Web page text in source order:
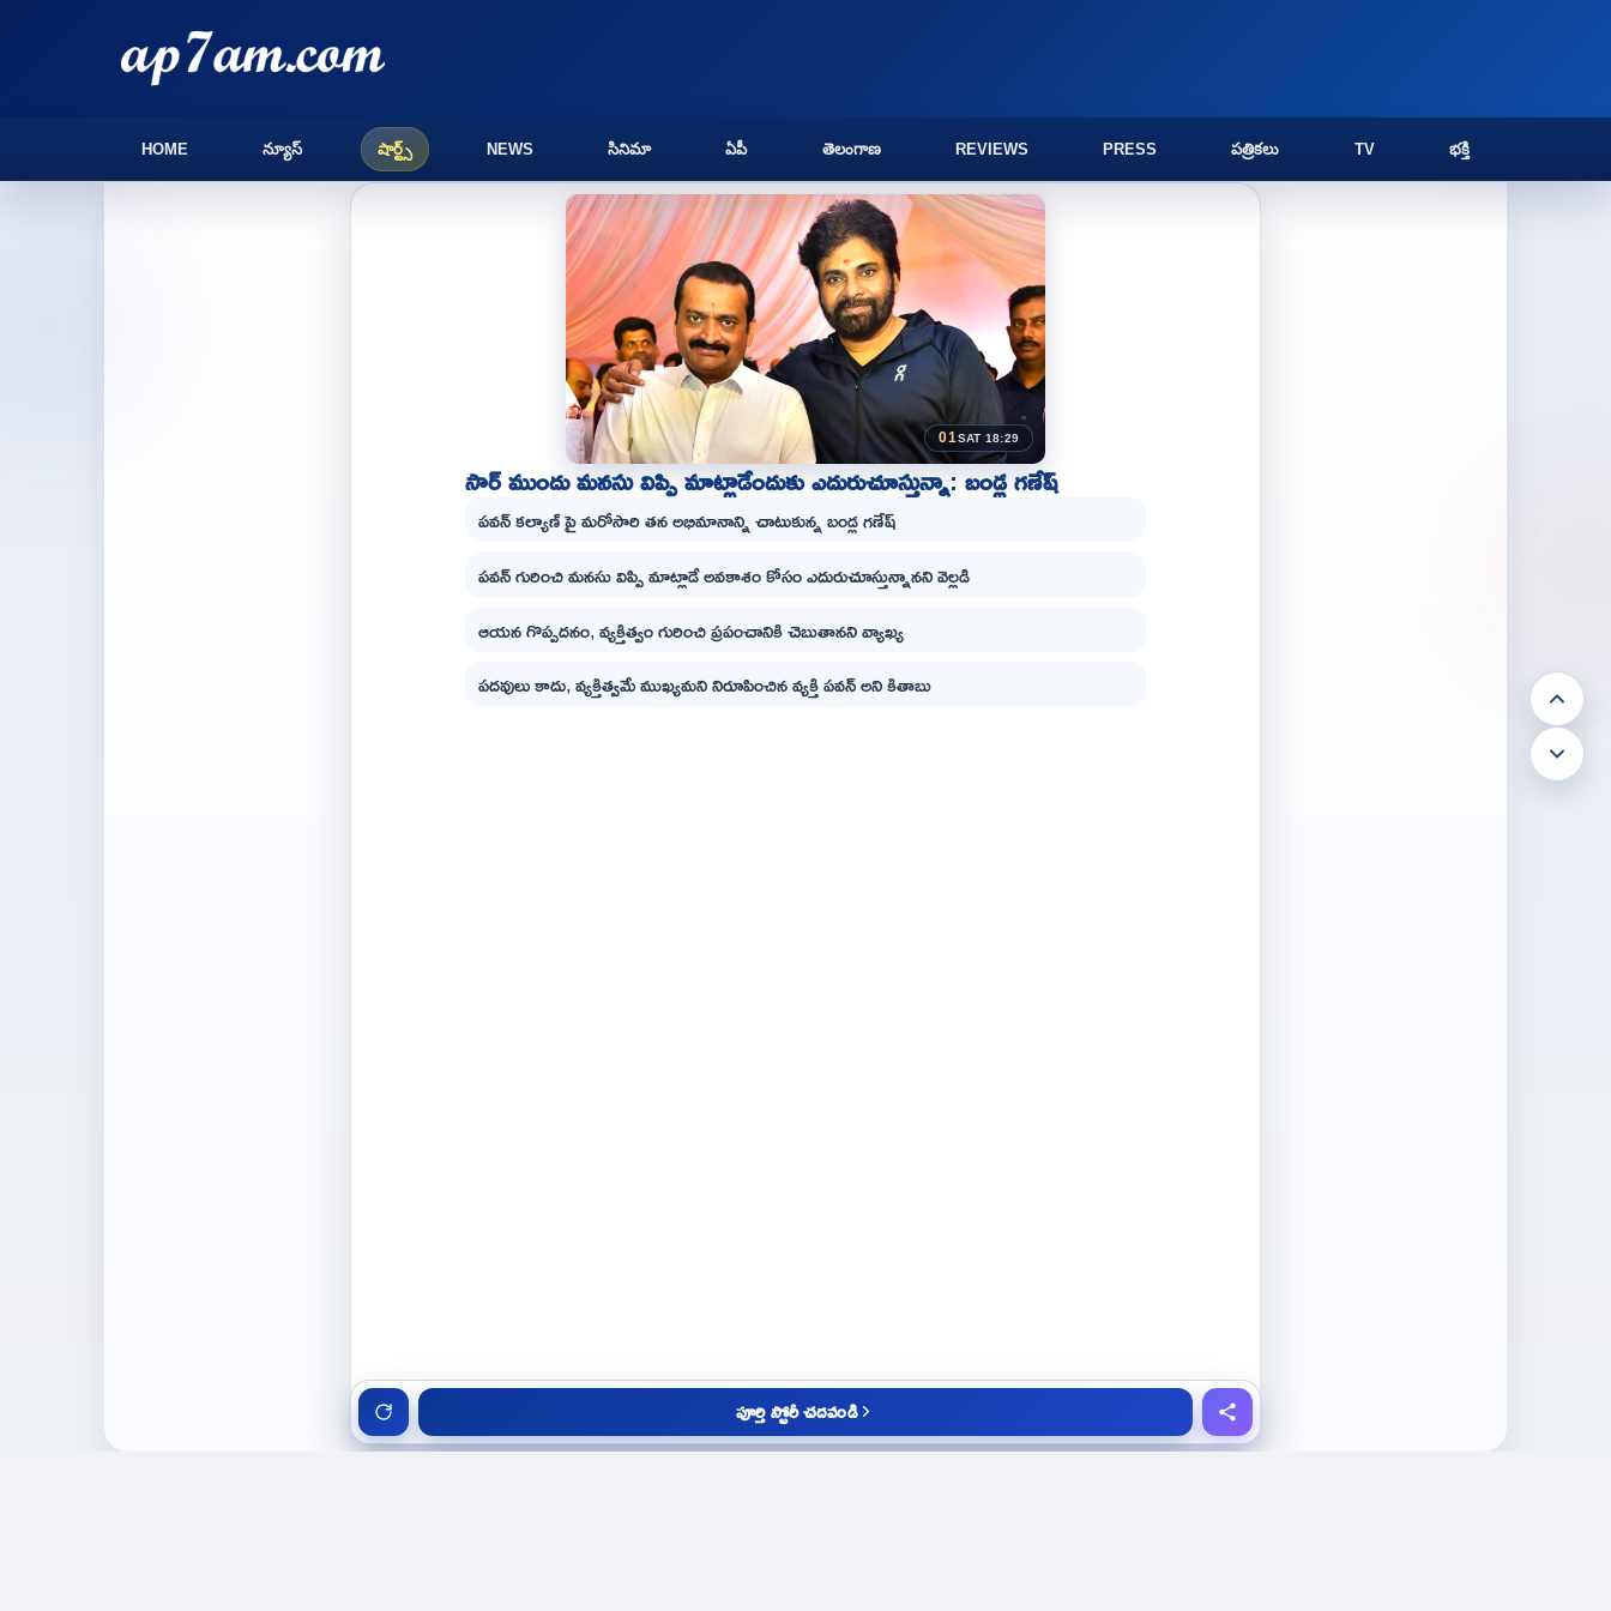
HOME న్యూస్ షార్ట్స్ NEWS సినిమా ఏపీ తెలంగాణ REVIEWS PRESS పత్రికలు TV భక్తి
01SAT 18:29
సార్ ముందు మనసు విప్పి మాట్లాడేందుకు ఎదురుచూస్తున్నా: బండ్ల గణేష్
పవన్ కల్యాణ్ పై మరోసారి తన అభిమానాన్ని చాటుకున్న బండ్ల గణేష్
పవన్ గురించి మనసు విప్పి మాట్లాడే అవకాశం కోసం ఎదురుచూస్తున్నానని వెల్లడి
ఆయన గొప్పదనం, వ్యక్తిత్వం గురించి ప్రపంచానికి చెబుతానని వ్యాఖ్య
పదవులు కాదు, వ్యక్తిత్వమే ముఖ్యమని నిరూపించిన వ్యక్తి పవన్ అని కితాబు
పూర్తి స్టోరీ చదవండి